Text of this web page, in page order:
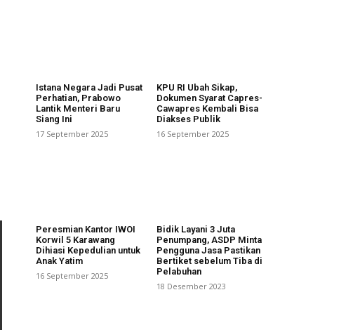
Istana Negara Jadi Pusat
Perhatian, Prabowo
Lantik Menteri Baru
Siang Ini
17 September 2025
KPU RI Ubah Sikap,
Dokumen Syarat Capres-
Cawapres Kembali Bisa
Diakses Publik
16 September 2025
Peresmian Kantor IWOI
Korwil 5 Karawang
Dihiasi Kepedulian untuk
Anak Yatim
16 September 2025
Bidik Layani 3 Juta
Penumpang, ASDP Minta
Pengguna Jasa Pastikan
Bertiket sebelum Tiba di
Pelabuhan
18 Desember 2023